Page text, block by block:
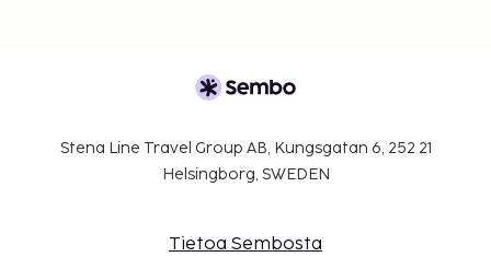
Stena Line Travel Group AB, Kungsgatan 6, 252 21
Helsingborg, SWEDEN
Tietoa Sembosta